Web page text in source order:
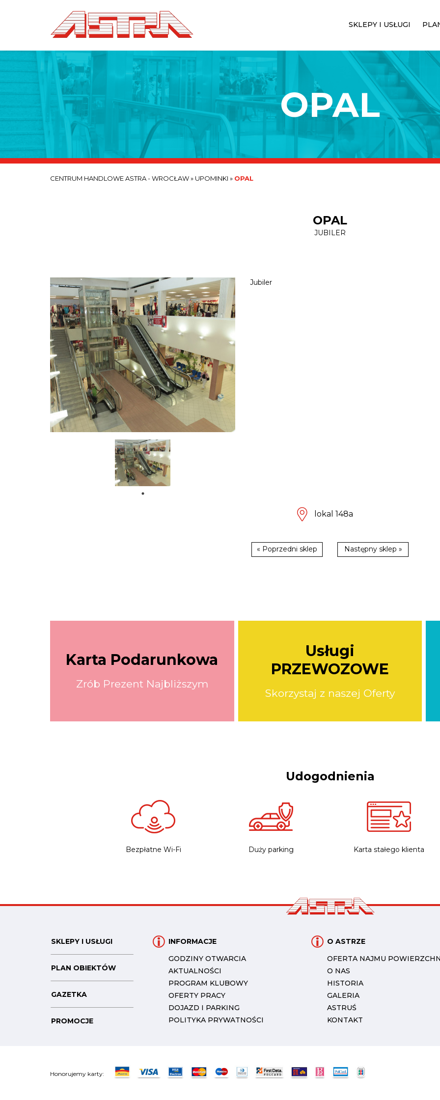
SKLEPY I USŁUGI
OPAL
CENTRUM HANDLOWE ASTRA - WROCŁAW» UPOMINKI » OPAL
OPAL
JUBILER
Jubiler
lokal 148a
« Poprzedni sklep Następny sklep »
Karta Podarunkowa
Zrób Prezent Najbliższym
Usługi
PRZEWOZOWE
Skorzystaj z naszej Oferty
Udogodnienia
Bezpłatne Wi-Fi Duży parking Karta stałego klienta
SKLEPY I USŁUGI
PLAN OBIEKTÓW
GAZETKA
PROMOCJE
INFORMACJE
GODZINY OTWARCIA
AKTUALNOŚCI
PROGRAM KLUBOWY
OFERTY PRACY
DOJAZD I PARKING
POLITYKA PRYWATNOŚCI
O ASTRZE
OFERTA NAJMU
O NAS
HISTORIA
GALERIA
ASTRUŚ
KONTAKT
Honorujemy karty: